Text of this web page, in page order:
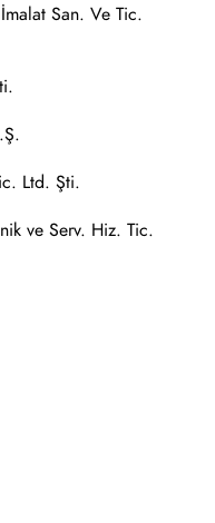
San. Ve Tic.
Ltd. Şti.
ve Serv. Hiz. Tic.